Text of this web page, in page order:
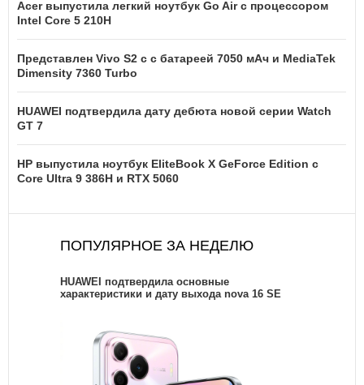
Acer выпустила легкий ноутбук Go Air c процессором
Intel Core 5 210H
Представлен Vivo S2 с с батареей 7050 мАч и MediaTek
Dimensity 7360 Turbo
HUAWEI подтвердила дату дебюта новой серии Watch
GT 7
HP выпустила ноутбук EliteBook X GeForce Edition с
Core Ultra 9 386H и RTX 5060
ПОПУЛЯРНОЕ ЗА НЕДЕЛЮ
HUAWEI подтвердила основные
характеристики и дату выхода nova 16 SE